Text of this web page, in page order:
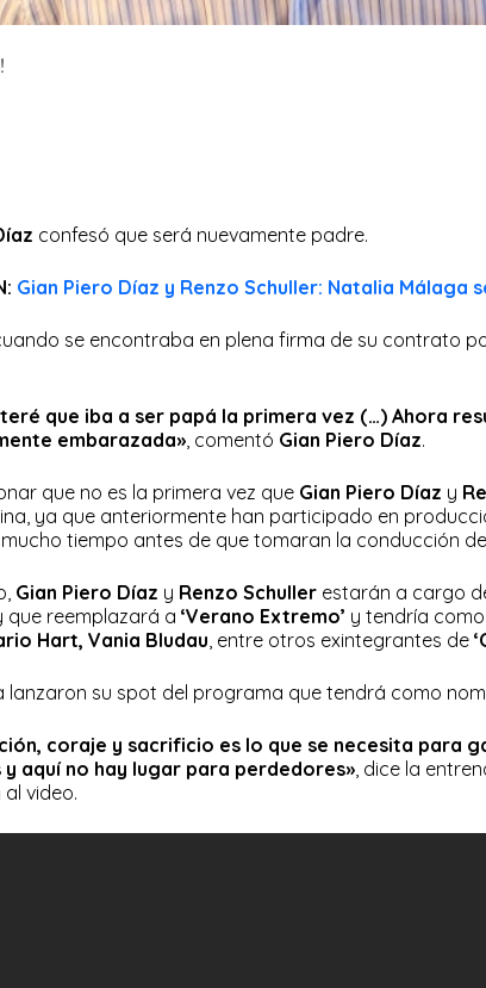
confesó que será nuevamente padre.
Gian Piero Díaz y Renzo Schuller: Natalia Málaga
se encontraba en plena firma de su contrato
que iba a ser papá la primera vez (…) Ahora
embarazada» , comentó Gian Piero Díaz.
que no es la primera vez que Gian Piero Díaz y
ya que anteriormente han participado en
, mucho tiempo antes de que tomaran la conducción de
Gian Piero Díaz y Renzo Schuller estarán a cargo
que reemplazará a ‘Verano Extremo’ y tendría
Hart, Vania Bludau , entre otros exintegrantes de
lanzaron su spot del programa que tendrá como
coraje y sacrificio es lo que se necesita para
aquí no hay lugar para perdedores» , dice la
video.